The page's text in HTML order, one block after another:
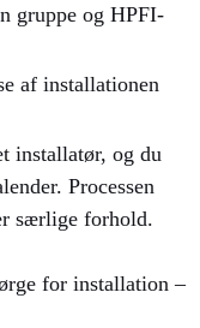
gruppe og HPFI-
af installationen
installatør, og du
Processen
særlige forhold.
for installation –